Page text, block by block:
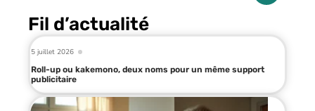
Fil d’actualité
5 juillet 2026
Roll-up ou kakemono, deux noms pour un même support
publicitaire